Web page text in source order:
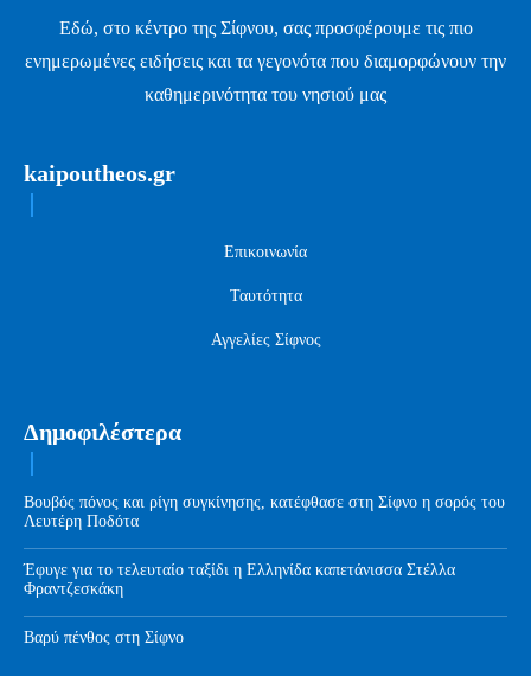
Εδώ, στο κέντρο της Σίφνου, σας προσφέρουμε τις πιο
ενημερωμένες ειδήσεις και τα γεγονότα που διαμορφώνουν την
καθημερινότητα του νησιού μας
kaipoutheos.gr
Επικοινωνία
Ταυτότητα
Αγγελίες Σίφνος
Δημοφιλέστερα
Βουβός πόνος και ρίγη συγκίνησης, κατέφθασε στη Σίφνο η σορός του
Λευτέρη Ποδότα
Έφυγε για το τελευταίο ταξίδι η Ελληνίδα καπετάνισσα Στέλλα
Φραντζεσκάκη
Βαρύ πένθος στη Σίφνο